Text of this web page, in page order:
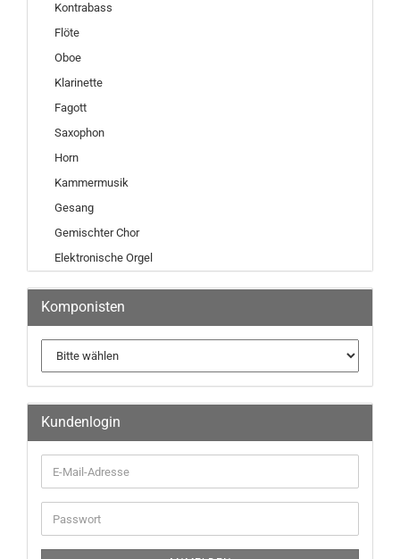
Kontrabass
Flöte
Oboe
Klarinette
Fagott
Saxophon
Horn
Kammermusik
Gesang
Gemischter Chor
Elektronische Orgel
Komponisten
Kundenlogin